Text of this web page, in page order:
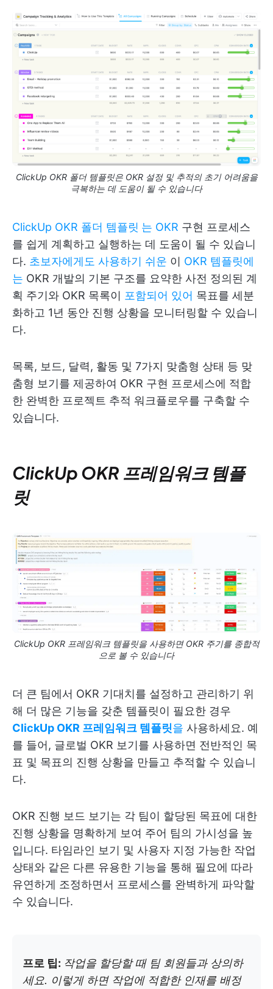
ClickUp OKR 폴더 템플릿은 OKR 설정 및 추적의 초기 어려움을
극복하는 데 도움이 될 수 있습니다
ClickUp OKR 폴더 템플릿 는 OKR 구현 프로세스
를 쉽게 계획하고 실행하는 데 도움이 될 수 있습니
다. 초보자에게도 사용하기 쉬운 이 OKR 템플릿에
는 OKR 개발의 기본 구조를 요약한 사전 정의된 계
획 주기와 OKR 목록이 포함되어 있어 목표를 세분
화하고 1년 동안 진행 상황을 모니터링할 수 있습니
다.
목록, 보드, 달력, 활동 및 7가지 맞춤형 상태 등 맞
춤형 보기를 제공하여 OKR 구현 프로세스에 적합
한 완벽한 프로젝트 추적 워크플로우를 구축할 수
있습니다.
ClickUp OKR 프레임워크 템플
릿
ClickUp OKR 프레임워크 템플릿을 사용하면 OKR 주기를 종합적
으로 볼 수 있습니다
더 큰 팀에서 OKR 기대치를 설정하고 관리하기 위
해 더 많은 기능을 갖춘 템플릿이 필요한 경우
ClickUp OKR 프레임워크 템플릿을 사용하세요. 예
를 들어, 글로벌 OKR 보기를 사용하면 전반적인 목
표 및 목표의 진행 상황을 만들고 추적할 수 있습니
다.
OKR 진행 보드 보기는 각 팀이 할당된 목표에 대한
진행 상황을 명확하게 보여 주어 팀의 가시성을 높
입니다. 타임라인 보기 및 사용자 지정 가능한 작업
상태와 같은 다른 유용한 기능을 통해 필요에 따라
유연하게 조정하면서 프로세스를 완벽하게 파악할
수 있습니다.
프로 팁: 작업을 할당할 때 팀 회원들과 상의하
세요. 이렇게 하면 작업에 적합한 인재를 배정